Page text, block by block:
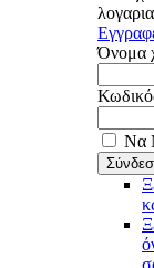
Όνομα
Να